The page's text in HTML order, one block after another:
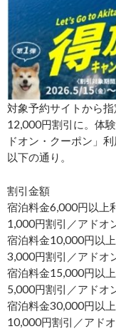
対象予約サイトから
12,000円割引に。体
ドオン・クーポン」
以下の通り。
割引金額
宿泊料金6,000円以上
1,000円割引／アドオ
宿泊料金10,000円以
3,000円割引／アドオ
宿泊料金15,000円以
5,000円割引／アドオ
宿泊料金30,000円以
10,000円割引／アド